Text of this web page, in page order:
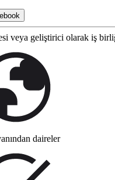
veya geliştirici olarak iş
daireler